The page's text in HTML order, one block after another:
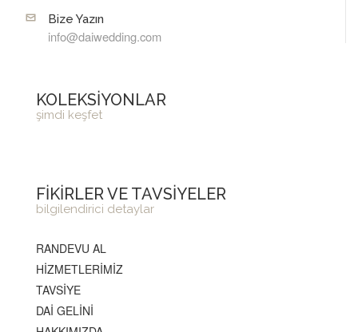
Bize Yazın
info@daiwedding.com
KOLEKSİYONLAR
şimdi keşfet
FİKİRLER VE TAVSİYELER
bilgilendirici detaylar
RANDEVU AL
HİZMETLERİMİZ
TAVSİYE
DAİ GELİNİ